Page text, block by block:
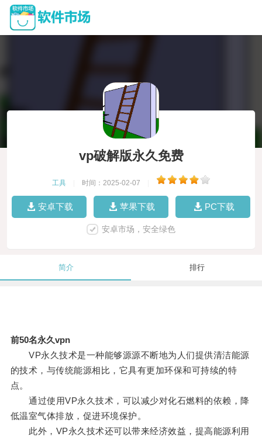
vp破解版永久免费
工具 时间：2025-02-07
安卓下载 苹果下载 PC下载
安卓市场，安全绿色
简介 排行
前50名永久vpn
VP永久技术是一种能够源源不断地为人们提供清洁能源
的技术，与传统能源相比，它具有更加环保和可持续的特
点。
通过使用VP永久技术，可以减少对化石燃料的依赖，降
低温室气体排放，促进环境保护。
此外，VP永久技术还可以带来经济效益，提高能源利用